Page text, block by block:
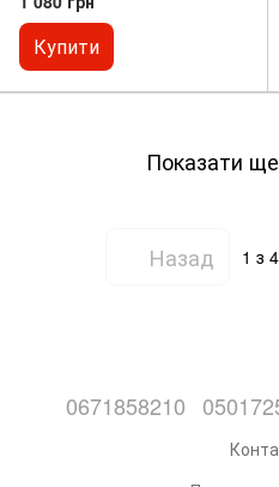
Купити
Показати
Назад 1 з 4
0671858210